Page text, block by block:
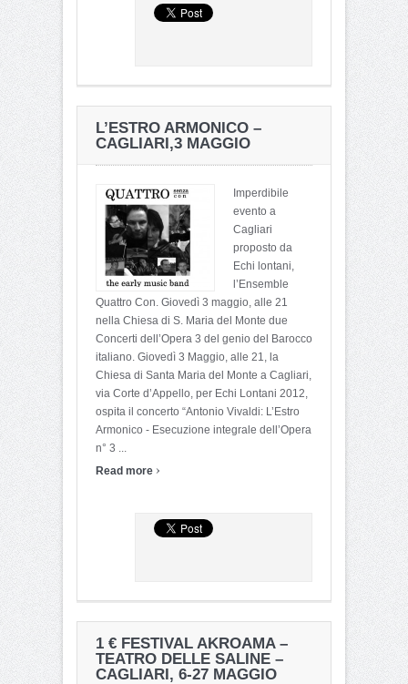
L’ESTRO ARMONICO –
CAGLIARI,3 MAGGIO
Imperdibile
evento a
Cagliari
proposto da
Echi lontani,
l’Ensemble
Quattro Con. Giovedì 3 maggio, alle 21
nella Chiesa di S. Maria del Monte due
Concerti dell’Opera 3 del genio del Barocco
italiano. Giovedì 3 Maggio, alle 21, la
Chiesa di Santa Maria del Monte a Cagliari,
via Corte d’Appello, per Echi Lontani 2012,
ospita il concerto “Antonio Vivaldi: L’Estro
Armonico - Esecuzione integrale dell’Opera
n° 3 ...
Read more ›
1 € FESTIVAL AKROAMA –
TEATRO DELLE SALINE –
CAGLIARI, 6-27 MAGGIO